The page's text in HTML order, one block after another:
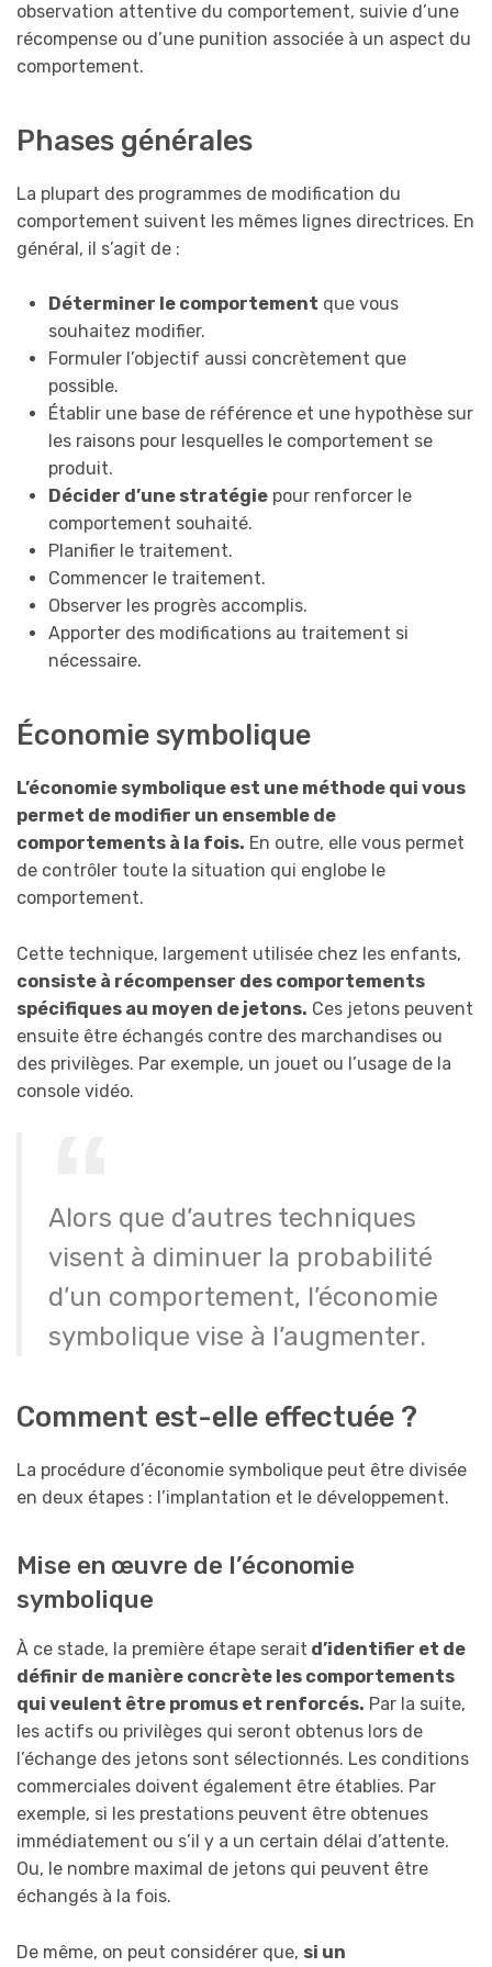
observation attentive du comportement, suivie d’une
récompense ou d’une punition associée à un aspect du
comportement.
Phases générales
La plupart des programmes de modification du
comportement suivent les mêmes lignes directrices. En
général, il s’agit de :
Déterminer le comportement que vous
souhaitez modifier.
Formuler l’objectif aussi concrètement que
possible.
Établir une base de référence et une hypothèse sur
les raisons pour lesquelles le comportement se
produit.
Décider d’une stratégiepour renforcer le
comportement souhaité.
Planifier le traitement.
Commencer le traitement.
Observer les progrès accomplis.
Apporter des modifications au traitement si
nécessaire.
Économie symbolique
L’économie symbolique est une méthode qui vous
permet de modifier un ensemble de
comportements à la fois. En outre, elle vous permet
de contrôler toute la situation qui englobe le
comportement.
Cette technique, largement utilisée chez les enfants,
consiste à récompenser des comportements
spécifiques au moyen de jetons. Ces jetons peuvent
ensuite être échangés contre des marchandises ou
des privilèges. Par exemple, un jouet ou l’usage de la
console vidéo.
Alors que d’autres techniques
visent à diminuer la probabilité
d’un comportement, l’économie
symbolique vise à l’augmenter.
Comment est-elle effectuée ?
La procédure d’économie symbolique peut être divisée
en deux étapes : l’implantation et le développement.
Mise en œuvre de l’économie
symbolique
À ce stade, la première étape serait d’identifier et de
définir de manière concrète les comportements
qui veulent être promus et renforcés. Par la suite,
les actifs ou privilèges qui seront obtenus lors de
l’échange des jetons sont sélectionnés. Les conditions
commerciales doivent également être établies. Par
exemple, si les prestations peuvent être obtenues
immédiatement ou s’il y a un certain délai d’attente.
Ou, le nombre maximal de jetons qui peuvent être
échangés à la fois.
De même, on peut considérer que, si un